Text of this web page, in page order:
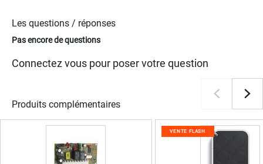
Les questions / réponses
Pas encore de questions
Connectez vous pour poser votre question
Produits complémentaires
VENTE FLASH